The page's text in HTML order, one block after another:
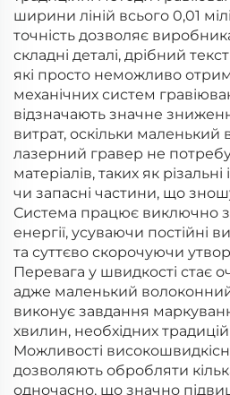
ширини ліній всього 0,01
точність дозволяє
складні деталі, дрібний
які просто неможливо
механічних систем
відзначають значне
витрат, оскільки маленький
лазерний гравер не
матеріалів, таких як
чи запасні частини, що
Система працює виключно
енергії, усуваючи постійні
та суттєво скорочуючи
Перевага у швидкості стає
адже маленький
виконує завдання
хвилин, необхідних
Можливості
дозволяють обробляти
одночасно, що значно